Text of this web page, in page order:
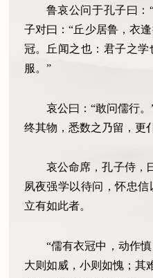
鲁哀公问于孔子曰：
子对曰：“丘少居鲁，衣
冠。丘闻之也：君子之
服。”
哀公曰：“敢问儒行
终其物，悉数之乃留，更
哀公命席，孔子侍，
夙夜强学以待问，怀忠
立有如此者。
“儒有衣冠中，动作
大则如威，小则如愧；其